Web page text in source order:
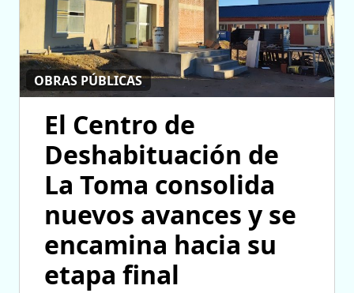
OBRAS PÚBLICAS
El Centro de
Deshabituación de
La Toma consolida
nuevos avances y se
encamina hacia su
etapa final